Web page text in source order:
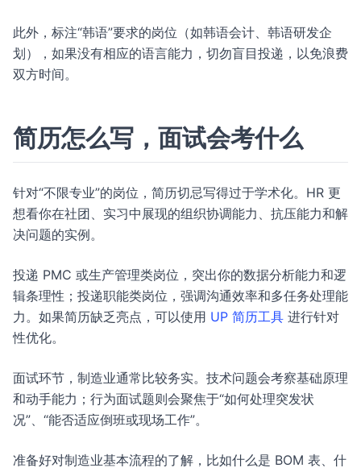
此外，标注“韩语”要求的岗位（如韩语会计、韩语研发企
划），如果没有相应的语言能力，切勿盲目投递，以免浪费
双方时间。
简历怎么写，面试会考什么
针对“不限专业”的岗位，简历切忌写得过于学术化。HR 更
想看你在社团、实习中展现的组织协调能力、抗压能力和解
决问题的实例。
投递 PMC 或生产管理类岗位，突出你的数据分析能力和逻
辑条理性；投递职能类岗位，强调沟通效率和多任务处理能
力。如果简历缺乏亮点，可以使用 UP 简历工具 进行针对
性优化。
面试环节，制造业通常比较务实。技术问题会考察基础原理
和动手能力；行为面试题则会聚焦于“如何处理突发状
况”、“能否适应倒班或现场工作”。
准备好对制造业基本流程的了解，比如什么是 BOM 表、什